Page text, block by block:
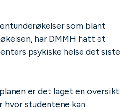
som blant
har DMMH hatt et
psykiske helse det siste
er det laget en oversikt
hvor studentene kan